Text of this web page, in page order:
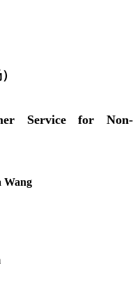
-国内市场）
Service for Non-
小姐